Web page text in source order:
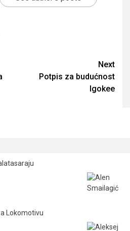
Next
Potpis za budućnost
Igokee
Lokomotivu